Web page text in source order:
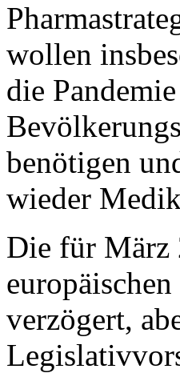
wollen
die
benötigen
wieder
Die für März
verzögert,